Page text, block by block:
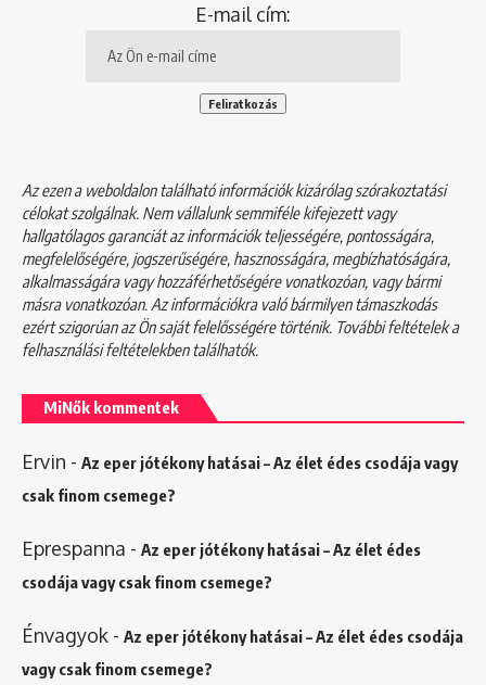
E-mail cím:
Az ezen a weboldalon található információk kizárólag szórakoztatási
célokat szolgálnak. Nem vállalunk semmiféle kifejezett vagy
hallgatólagos garanciát az információk teljességére, pontosságára,
megfelelőségére, jogszerűségére, hasznosságára, megbízhatóságára,
alkalmasságára vagy hozzáférhetőségére vonatkozóan, vagy bármi
másra vonatkozóan. Az információkra való bármilyen támaszkodás
ezért szigorúan az Ön saját felelősségére történik. További feltételek a
felhasználási feltételekbentalálhatók.
MiNők kommentek
Ervin - Az eper jótékony hatásai – Az élet édes csodája vagy
csak finom csemege?
Eprespanna - Az eper jótékony hatásai – Az élet édes
csodája vagy csak finom csemege?
Énvagyok - Az eper jótékony hatásai – Az élet édes csodája
vagy csak finom csemege?